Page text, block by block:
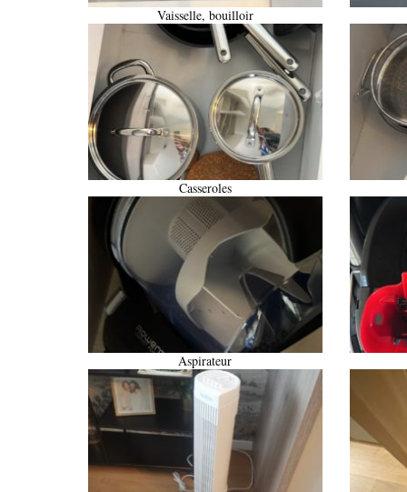
Vaisselle, bouilloir
Casseroles
Aspirateur